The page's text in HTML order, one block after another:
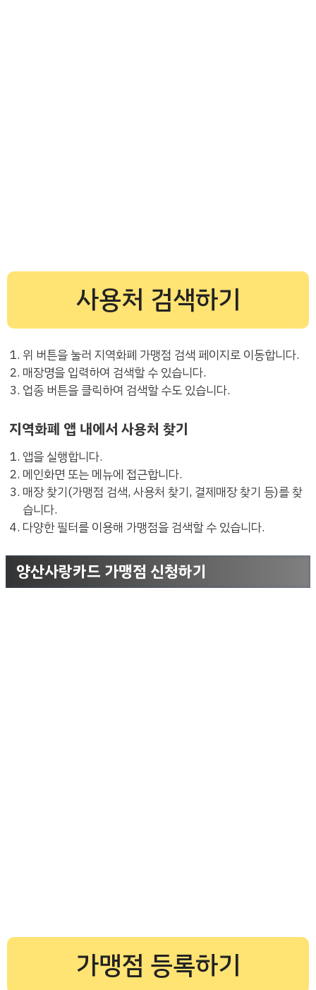
사용처 검색하기
위 버튼을 눌러 지역화폐 가맹점 검색 페이지로 이동합니다.
매장명을 입력하여 검색할 수 있습니다.
업종 버튼을 클릭하여 검색할 수도 있습니다.
지역화폐 앱 내에서 사용처 찾기
앱을 실행합니다.
메인화면 또는 메뉴에 접근합니다.
매장 찾기(가맹점 검색, 사용처 찾기, 결제매장 찾기 등)를 찾
습니다.
다양한 필터를 이용해 가맹점을 검색할 수 있습니다.
양산사랑카드 가맹점 신청하기
가맹점 등록하기